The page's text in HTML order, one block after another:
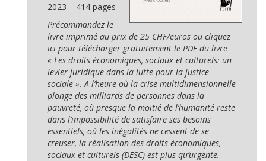
2023 – 414 pages
Précommandez le
livre imprimé au prix de 25 CHF/euros ou cliquez
ici pour télécharger gratuitement le PDF du livre
« Les droits économiques, sociaux et culturels: un
levier juridique dans la lutte pour la justice
sociale ». A l’heure où la crise multidimensionnelle
plonge des milliards de personnes dans la
pauvreté, où presque la moitié de l’humanité reste
dans l’impossibilité de satisfaire ses besoins
essentiels, où les inégalités ne cessent de se
creuser, la réalisation des droits économiques,
sociaux et culturels (DESC) est plus qu’urgente.